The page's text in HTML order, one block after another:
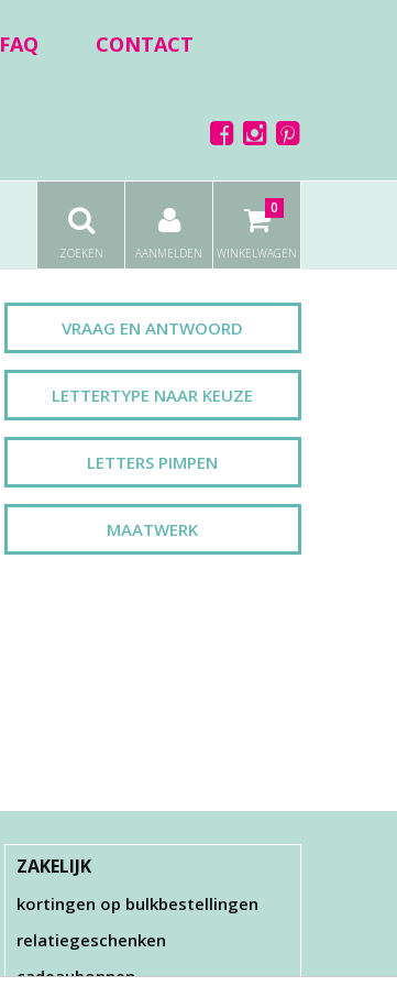
FAQ CONTACT
ZOEKEN AANMELDEN WINKELWAGEN
0
VRAAG EN ANTWOORD
LETTERTYPE NAAR KEUZE
LETTERS PIMPEN
MAATWERK
ZAKELIJK
kortingen op bulkbestellingen
relatiegeschenken
cadeaubonnen